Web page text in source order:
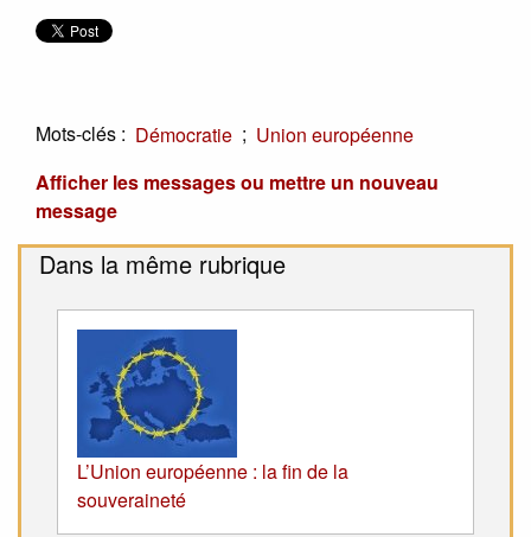
Mots-clés : Démocratie ; Union européenne
Afficher les messages ou mettre un nouveau
message
Dans la même rubrique
L’Union européenne : la fin de la
souveraineté